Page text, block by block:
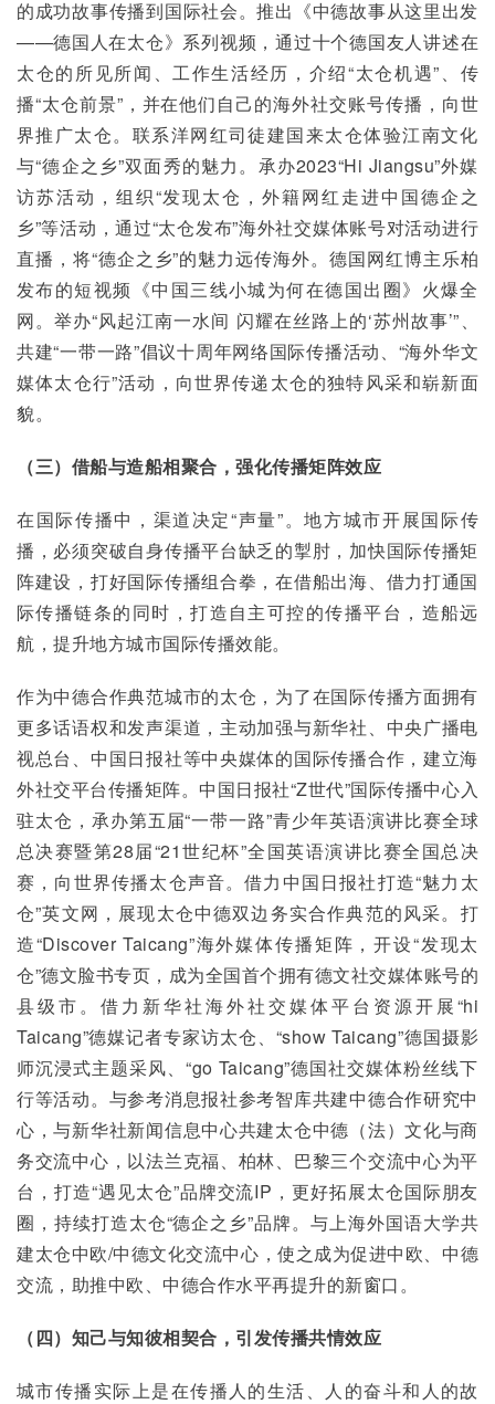
的成功故事传播到国际社会。推出《中德故事从这里出发
——德国人在太仓》系列视频，通过十个德国友人讲述在
太仓的所见所闻、工作生活经历，介绍“太仓机遇”、传
播“太仓前景”，并在他们自己的海外社交账号传播，向世
界推广太仓。联系洋网红司徒建国来太仓体验江南文化
与“德企之乡”双面秀的魅力。承办2023“Hi Jiangsu”外媒
访苏活动，组织“发现太仓，外籍网红走进中国德企之
乡”等活动，通过“太仓发布”海外社交媒体账号对活动进行
直播，将“德企之乡”的魅力远传海外。德国网红博主乐柏
发布的短视频《中国三线小城为何在德国出圈》火爆全
网。举办“风起江南一水间 闪耀在丝路上的‘苏州故事’”、
共建“一带一路”倡议十周年网络国际传播活动、“海外华文
媒体太仓行”活动，向世界传递太仓的独特风采和崭新面
貌。
（三）借船与造船相聚合，强化传播矩阵效应
在国际传播中，渠道决定“声量”。地方城市开展国际传
播，必须突破自身传播平台缺乏的掣肘，加快国际传播矩
阵建设，打好国际传播组合拳，在借船出海、借力打通国
际传播链条的同时，打造自主可控的传播平台，造船远
航，提升地方城市国际传播效能。
作为中德合作典范城市的太仓，为了在国际传播方面拥有
更多话语权和发声渠道，主动加强与新华社、中央广播电
视总台、中国日报社等中央媒体的国际传播合作，建立海
外社交平台传播矩阵。中国日报社“Z世代”国际传播中心入
驻太仓，承办第五届“一带一路”青少年英语演讲比赛全球
总决赛暨第28届“21世纪杯”全国英语演讲比赛全国总决
赛，向世界传播太仓声音。借力中国日报社打造“魅力太
仓”英文网，展现太仓中德双边务实合作典范的风采。打
造“Discover Taicang”海外媒体传播矩阵，开设“发现太
仓”德文脸书专页，成为全国首个拥有德文社交媒体账号的
县级市。借力新华社海外社交媒体平台资源开展“hi
Taicang”德媒记者专家访太仓、“show Taicang”德国摄影
师沉浸式主题采风、“go Taicang”德国社交媒体粉丝线下
行等活动。与参考消息报社参考智库共建中德合作研究中
心，与新华社新闻信息中心共建太仓中德（法）文化与商
务交流中心，以法兰克福、柏林、巴黎三个交流中心为平
台，打造“遇见太仓”品牌交流IP，更好拓展太仓国际朋友
圈，持续打造太仓“德企之乡”品牌。与上海外国语大学共
建太仓中欧/中德文化交流中心，使之成为促进中欧、中德
交流，助推中欧、中德合作水平再提升的新窗口。
（四）知己与知彼相契合，引发传播共情效应
城市传播实际上是在传播人的生活、人的奋斗和人的故